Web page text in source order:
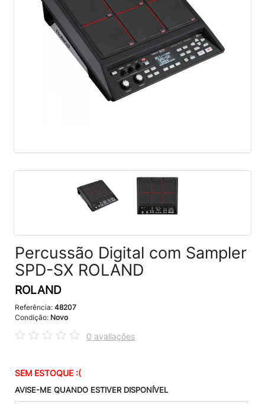
Percussão Digital com Sampler
SPD-SX ROLAND
ROLAND
Referência: 48207
Condição: Novo
0 avaliações
SEM ESTOQUE :(
AVISE-ME QUANDO ESTIVER DISPONÍVEL